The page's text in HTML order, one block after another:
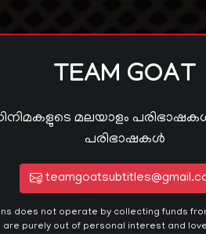
TEAM GOAT
മലയാളം
പരിഭാഷകൾ
does not operate by collecting funds
purely out of personal interest and